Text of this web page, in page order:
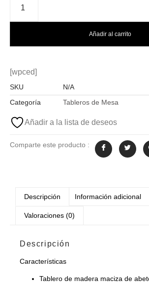
Añadir al carrito
[wpced]
SKU
N/A
Categoría
Tableros de Mesa
Añadir a la lista de deseos
Comparte este producto :
Descripción Información adicional
Valoraciones (0)
Descripción
Características
Tablero de madera maciza de